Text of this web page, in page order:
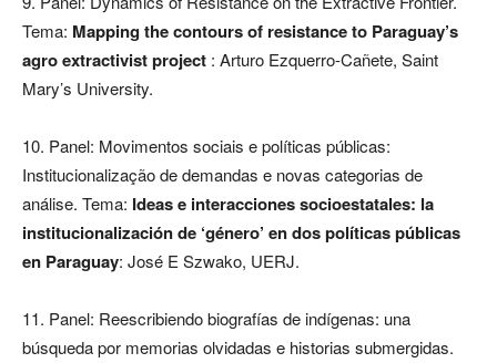
Tema: Mapping the contours of resistance to Paraguay’s
agro extractivist project : Arturo Ezquerro-Cañete, Saint
Mary’s University.
10. Panel: Movimentos sociais e políticas públicas:
Institucionalização de demandas e novas categorias de
análise. Tema: Ideas e interacciones socioestatales: la
institucionalización de ‘género’ en dos políticas públicas
en Paraguay: José E Szwako, UERJ.
11. Panel: Reescribiendo biografías de indígenas: una
búsqueda por memorias olvidadas e historias submergidas.